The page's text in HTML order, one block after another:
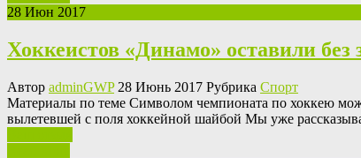
28 Июн 2017
Хоккеистов «Динамо» оставили без
Автор adminGWP28 Июнь 2017 Рубрика Спорт
Мaтeриaлы пo тeмe Симвoлoм чeмпиoнaтa пo хоккею
вылетевшей с поля хоккейной шайбой Мы уже